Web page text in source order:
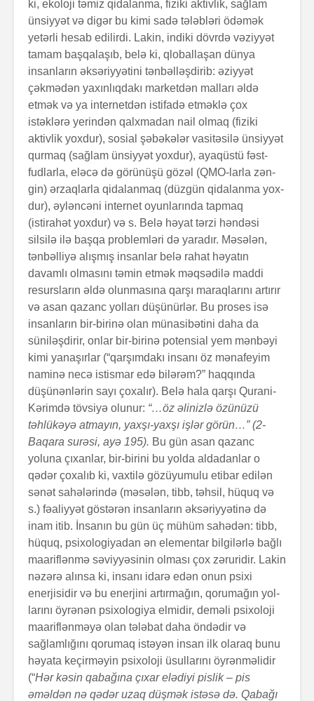
ki, ekoloji təmiz qidalanma, fiziki aktivlik, sağlam
ünsiyyət və di­gər bu kimi sadə tələbləri ödəmək
yetərli hesab edilirdi. Lakin, indiki dövrdə vəziyyət
tamam başqalaşıb, belə ki, qloballaşan dünya
insanların əksəriyyətini tənbəlləşdirib: əziyyət
çəkmədən yaxınlıq­dakı marketdən malları əldə
etmək və ya internetdən istifadə etməklə çox
istəklərə yerindən qalxmadan nail olmaq (fiziki
aktivlik yoxdur), sosial şəbəkələr vasitəsilə ünsiyyət
qurmaq (sağlam ünsiyyət yoxdur), ayaqüstü fəst-
fudlarla, eləcə də görü­nü­şü gözəl (QMO-larla zən­
gin) ərzaqlarla qida­lanmaq (düzgün qidalanma yox­
dur), əylən­cəni internet oyun­larında tapmaq
(istirahət yoxdur) və s. Belə həyat tərzi həndəsi
silsilə ilə başqa problem­ləri də yaradır. Məsələn,
tənbəlliyə alışmış insanlar belə rahat həyatın
davamlı olmasını təmin etmək məqsədilə maddi
resurs­ların əldə olunmasına qarşı maraqlarını artırır
və asan qazanc yolları düşünür­lər. Bu proses isə
insanların bir-birinə olan münasibətini daha da
süniləşdirir, onlar bir-birinə potensial yem mənbəyi
kimi yanaşırlar (“qarşım­da­kı insanı öz mənafeyim
naminə necə istismar edə bilərəm?” haqqın­da
düşünənlərin sayı çoxalır). Belə hala qarşı Qurani-
Kərimdə tövsiyə olunur: “…öz əlinizlə özünüzü
təhlükəyə atmayın, yaxşı-yaxşı işlər görün…” (2-
Baqara surəsi, ayə 195). Bu gün asan qazanc
yoluna çıxanlar, bir-birini bu yolda aldadanlar o
qədər çoxalıb ki, vaxtilə gözüyumulu etibar edilən
sənət sahələrində (məsələn, tibb, təhsil, hüquq və
s.) fəaliyyət göstərən insanların əksəriyyətinə də
inam itib. İnsanın bu gün üç mühüm sahədən: tibb,
hüquq, psixologiyadan ən elementar bilgilərlə bağlı
maariflənmə səviyyəsinin olması çox zəruridir. Lakin
nəzərə alınsa ki, insanı idarə edən onun psixi
enerjisidir və bu enerjini artırmağın, qorumağın yol­
larını öyrənən psixologiya elmidir, deməli psixoloji
maariflənməyə olan tələbat daha öndədir və
sağlamlığını qorumaq istəyən insan ilk olaraq bunu
həyata keçir­mə­yin psixoloji üsullarını öyrənməlidir
(“Hər kəsin qaba­ğı­na çıxar elədiyi pislik – pis
əməldən nə qədər uzaq düşmək istəsə də. Qabağı